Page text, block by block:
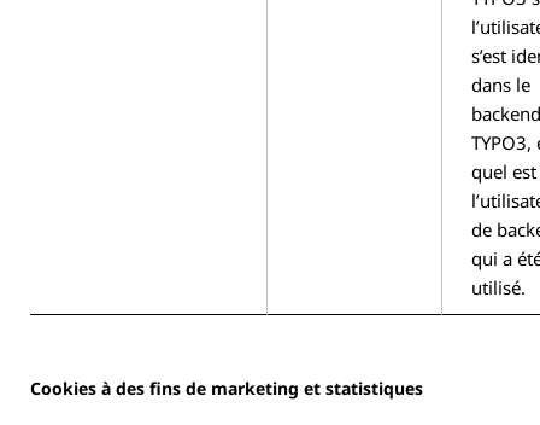
s’est
dans le
TYPO3,
quel est
de
qui a
utilisé.
Cookies à des fins de marketing et statistiques